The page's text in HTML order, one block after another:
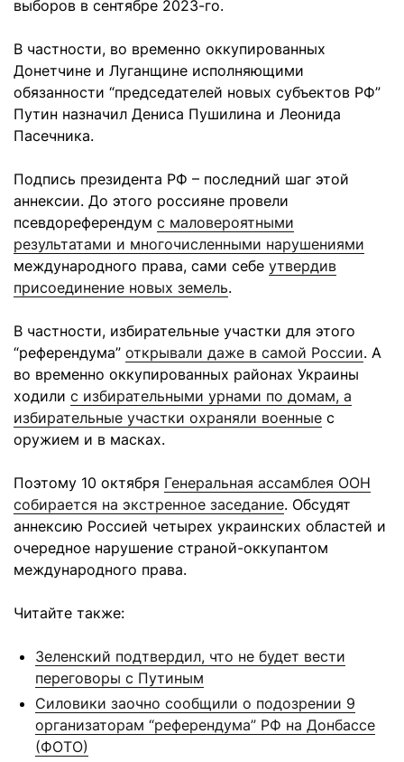
выборов в сентябре 2023-го.
В частности, во временно оккупированных
Донетчине и Луганщине исполняющими
обязанности “председателей новых субъектов РФ”
Путин назначил Дениса Пушилина и Леонида
Пасечника.
Подпись президента РФ – последний шаг этой
аннексии. До этого россияне провели
псевдореферендум с маловероятными
результатами и многочисленными нарушениями
международного права, сами себе утвердив
присоединение новых земель.
В частности, избирательные участки для этого
“референдума” открывали даже в самой России. А
во временно оккупированных районах Украины
ходили с избирательными урнами по домам, а
избирательные участки охраняли военные с
оружием и в масках.
Поэтому 10 октября Генеральная ассамблея ООН
собирается на экстренное заседание. Обсудят
аннексию Россией четырех украинских областей и
очередное нарушение страной-оккупантом
международного права.
Читайте также:
Зеленский подтвердил, что не будет вести
переговоры с Путиным
Силовики заочно сообщили о подозрении 9
организаторам “референдума” РФ на Донбассе
(ФОТО)